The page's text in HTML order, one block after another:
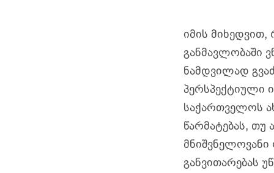
იმის
განმავლობაში
ნამდვილად
პერსპექტიული
საქართველოს
წარმატებას,
განვითარებას